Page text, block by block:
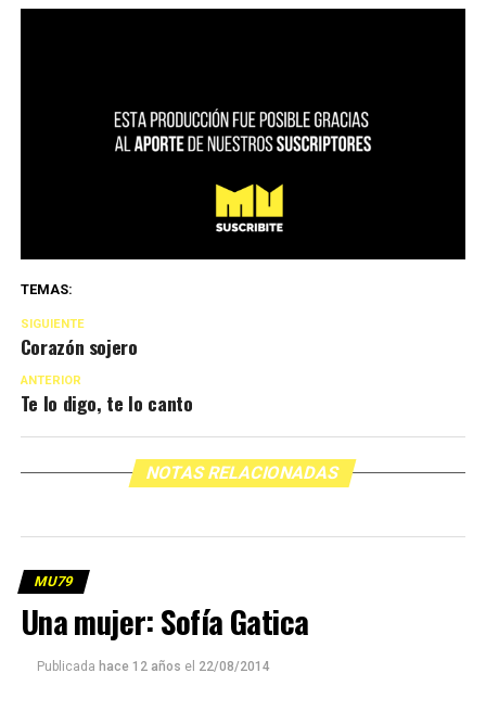
TEMAS:
SIGUIENTE
Corazón sojero
ANTERIOR
Te lo digo, te lo canto
NOTAS RELACIONADAS
MU79
Una mujer: Sofía Gatica
Publicada hace 12 años el 22/08/2014